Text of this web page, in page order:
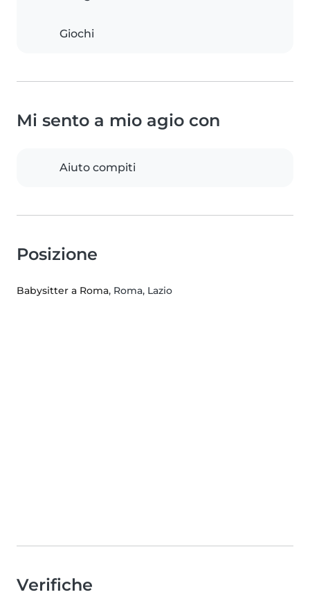
Giochi
Mi sento a mio agio con
Aiuto compiti
Posizione
Babysitter a Roma, Roma, Lazio
Verifiche